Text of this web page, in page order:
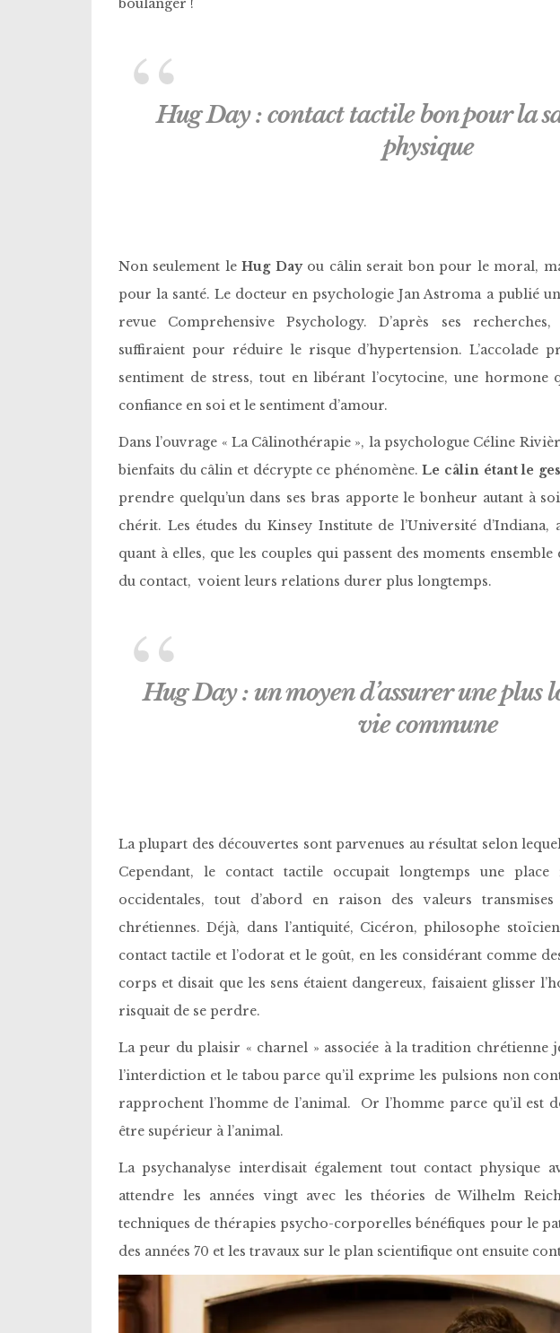
boulanger !
Hug Day : contact tactile bon pour la
physique
Non seulement leHug Dayou câlin serait bon pour le moral,
pour la santé. Le docteur en psychologie Jan Astroma a publié
revue Comprehensive Psychology. D’après ses
suffiraient pour réduire le risque d’hypertension. L’accolade
sentiment de stress, tout en libérant l’ocytocine, une
confiance en soi et le sentiment d’amour.
Dans l’ouvrage « La Câlinothérapie », la psychologue Céline
bienfaits du câlin et décrypte ce phénomène.Le câlin étant le
prendre quelqu’un dans ses bras apporte le bonheur autant à
chérit. Les études du Kinsey Institute de l’Université d’Indiana,
quant à elles, que les couples qui passent des moments
du contact, voient leurs relations durer plus longtemps.
Hug Day : un moyen d’assurer une plus
vie commune
La plupart des découvertes sont parvenues au résultat selon
Cependant, le contact tactile occupait longtemps une place
occidentales, tout d’abord en raison des valeurs
chrétiennes. Déjà, dans l’antiquité, Cicéron, philosophe
contact tactile et l’odorat et le goût, en les considérant comme
corps et disait que les sens étaient dangereux, faisaient glisser
risquait de se perdre.
La peur du plaisir « charnel » associée à la tradition chrétienne
l’interdiction et le tabou parce qu’il exprime les pulsions non
rapprochent l’homme de l’animal. Or l’homme parce qu’il est
être supérieur à l’animal.
La psychanalyse interdisait également tout contact physique
attendre les années vingt avec les théories de Wilhelm
techniques de thérapies psycho-corporelles bénéfiques pour le
des années 70 et les travaux sur le plan scientifique ont ensuite